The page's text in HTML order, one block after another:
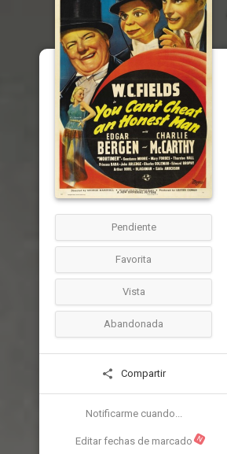
Pendiente
Favorita
Vista
Abandonada
Compartir
Notificarme cuando...
Editar fechas de marcado N